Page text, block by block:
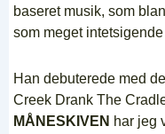
baseret musik, som
som meget intetsigende
Han debuterede med
Creek Drank The
MÅNESKIVEN har jeg